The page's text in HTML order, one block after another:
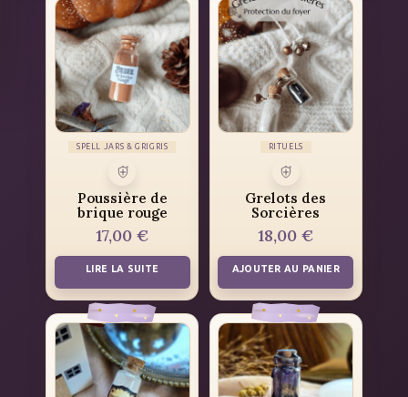
SPELL JARS & GRIGRIS
Poussière de
brique rouge
17,00€
LIRE LA SUITE
RITUELS
Grelots des
Sorcières
18,00€
AJOUTER AU PANIER